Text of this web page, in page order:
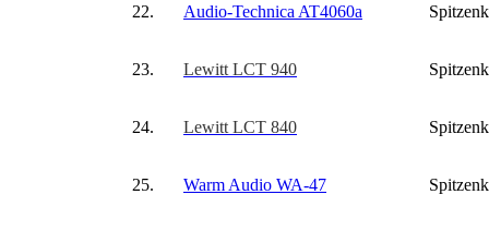
22. Audio-Technica AT4060a
23. Lewitt LCT 940
24. Lewitt LCT 840
25. Warm Audio WA-47